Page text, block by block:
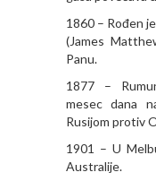
1860 – Rođen
(James
Panu.
1877 –
mesec dana
Rusijom protiv
1901 – U
Australije.